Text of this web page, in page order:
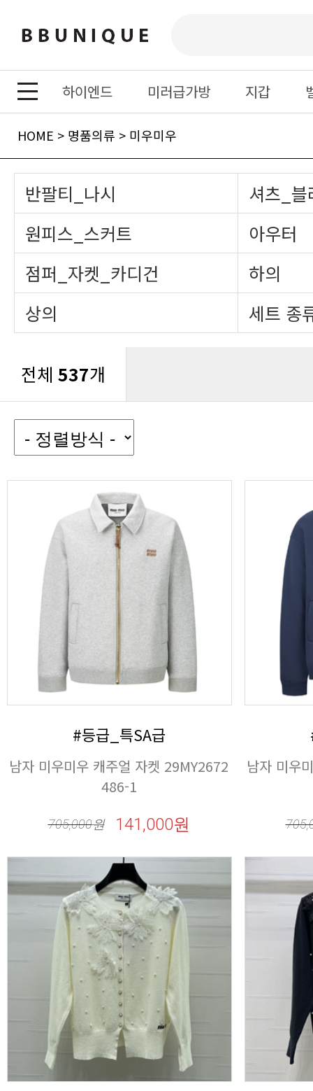
하이엔드 미러급가방 지갑
HOME > 명품의류 > 미우미우
반팔티_나시
셔츠_블
원피스_스커트
아우터
점퍼_자켓_카디건
하의
상의
세트 종
전체 537개
#등급_특SA급
486-1
705,000원 141,000원